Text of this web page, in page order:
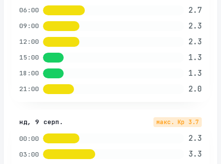
06:00 2.7
09:00 2.3
12:00 2.3
15:00 1.3
18:00 1.3
21:00 2.0
нд, 9 серп. макс. Kp 3.7
00:00 2.3
03:00 3.3